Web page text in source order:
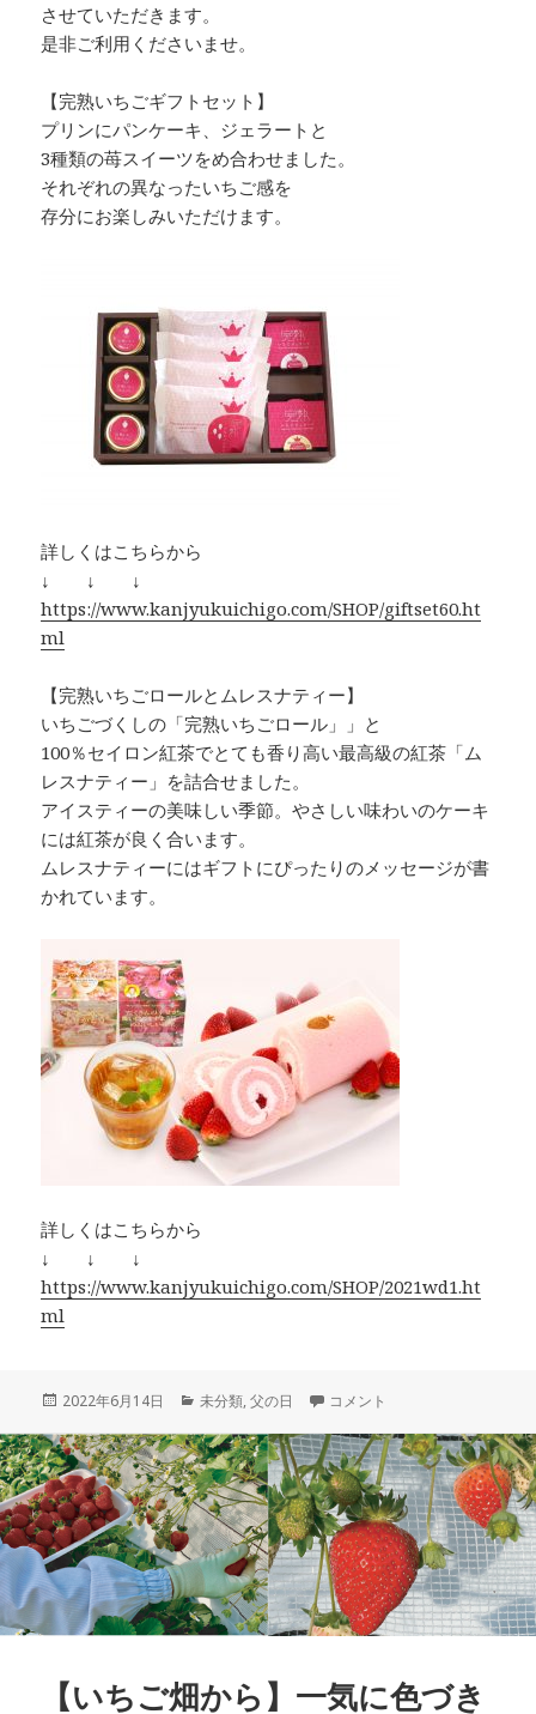
させていただきます。
是非ご利用くださいませ。
【完熟いちごギフトセット】
プリンにパンケーキ、ジェラートと
3種類の苺スイーツをめ合わせました。
それぞれの異なったいちご感を
存分にお楽しみいただけます。
詳しくはこちらから
↓ ↓ ↓
https://www.kanjyukuichigo.com/SHOP/giftset60.ht
ml
【完熟いちごロールとムレスナティー】
いちごづくしの「完熟いちごロール」」と
100％セイロン紅茶でとても香り高い最高級の紅茶「ム
レスナティー」を詰合せました。
アイスティーの美味しい季節。やさしい味わいのケーキ
には紅茶が良く合います。
ムレスナティーにはギフトにぴったりのメッセージが書
かれています。
詳しくはこちらから
↓ ↓ ↓
https://www.kanjyukuichigo.com/SHOP/2021wd1.ht
ml
投
日:
2022年6月14日
カ
ゴ
リ
ー
未分類,父の日 【まだ間に合います】スイー
コメント
【いちご畑から】一気に色づき